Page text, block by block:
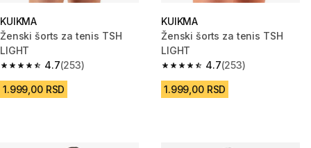
KUIKMA
Ženski šorts za tenis TSH
LIGHT
4.7
4.7 od 5 zvezdica from 253 Recenzije
(253)
1.999,00 RSD
KUIKMA
Ženski šorts za tenis TSH
LIGHT
4.7
4.7 od 5 zvezdica from 253
(253)
1.999,00 RSD